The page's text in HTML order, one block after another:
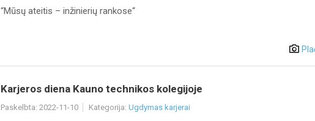
“Mūsų ateitis – inžinierių rankose“
Karjeros diena Kauno technikos kolegijoje
Paskelbta: 2022-11-10 Kategorija: Ugdymas karjerai